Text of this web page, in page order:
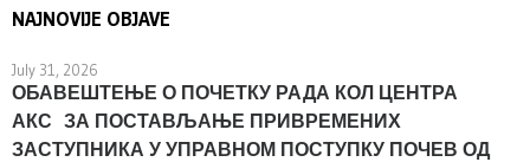
NAJNOVIJE OBJAVE
July 31, 2026
ОБАВЕШТЕЊЕ О ПОЧЕТКУ РАДА КОЛ ЦЕНТРА
АКС ЗА ПОСТАВЉАЊЕ ПРИВРЕМЕНИХ
ЗАСТУПНИКА У УПРАВНОМ ПОСТУПКУ ПОЧЕВ ОД